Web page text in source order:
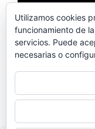
‘Desencontro’ es el
Horizonte», el
Salgueiro editado
el 7 de julio en el
de Trujillo. Toda la
sección…
Noemí
Utilizamos cookies
funcionamiento de
servicios. Puede
necesarias o